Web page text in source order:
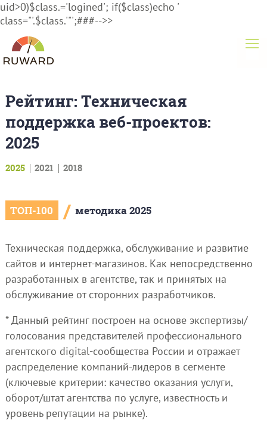
uid>0)$class.='logined'; if($class)echo '
class="'.$class.'"';###-->>
Рейтинг: Техническая
поддержка веб-проектов:
2025
2025 2021 2018
ТОП-100 / методика 2025
Техническая поддержка, обслуживание и развитие
сайтов и интернет-магазинов. Как непосредственно
разработанных в агентстве, так и принятых на
обслуживание от сторонних разработчиков.
* Данный рейтинг построен на основе экспертизы/
голосования представителей профессионального
агентского digital-сообщества России и отражает
распределение компаний-лидеров в сегменте
(ключевые критерии: качество оказания услуги,
оборот/штат агентства по услуге, известность и
уровень репутации на рынке).